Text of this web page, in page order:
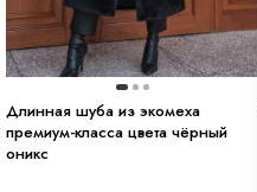
Длинная шуба из экомеха
премиум-класса цвета чёрный
оникс